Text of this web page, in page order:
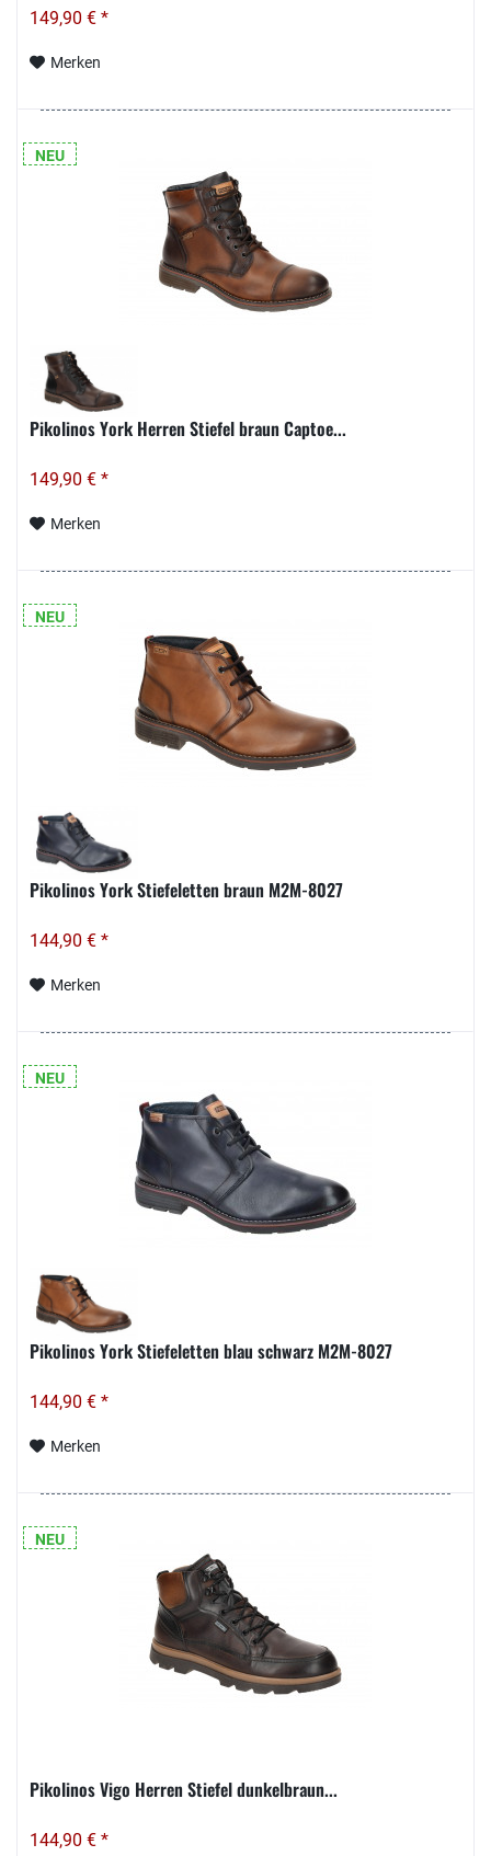
149,90 € *
Merken
NEU
Pikolinos York Herren Stiefel braun Captoe...
149,90 € *
Merken
NEU
Pikolinos York Stiefeletten braun M2M-8027
144,90 € *
Merken
NEU
Pikolinos York Stiefeletten blau schwarz M2M-8027
144,90 € *
Merken
NEU
Pikolinos Vigo Herren Stiefel dunkelbraun...
144,90 € *